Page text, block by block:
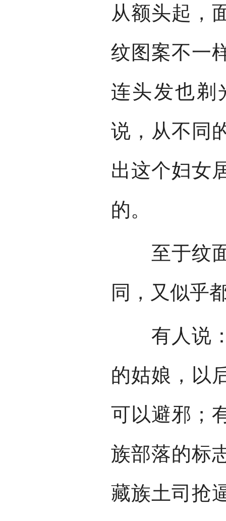
从额头起，
纹图案不一
连头发也剃
说，从不同
出这个妇女
的。
至于纹面
同，又似乎
有人说：
的姑娘，以
可以避邪；
族部落的标
藏族土司抢